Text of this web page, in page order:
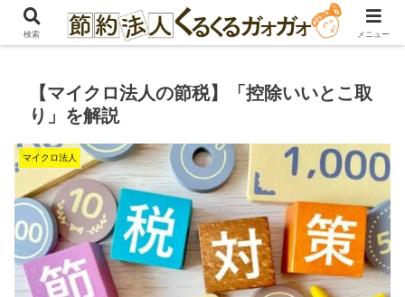
フリーランスとマイクロ法人の情報ブログ
【マイクロ法人の節税】「控除いいとこ取
り」を解説
マイクロ法人
検索 メニュー